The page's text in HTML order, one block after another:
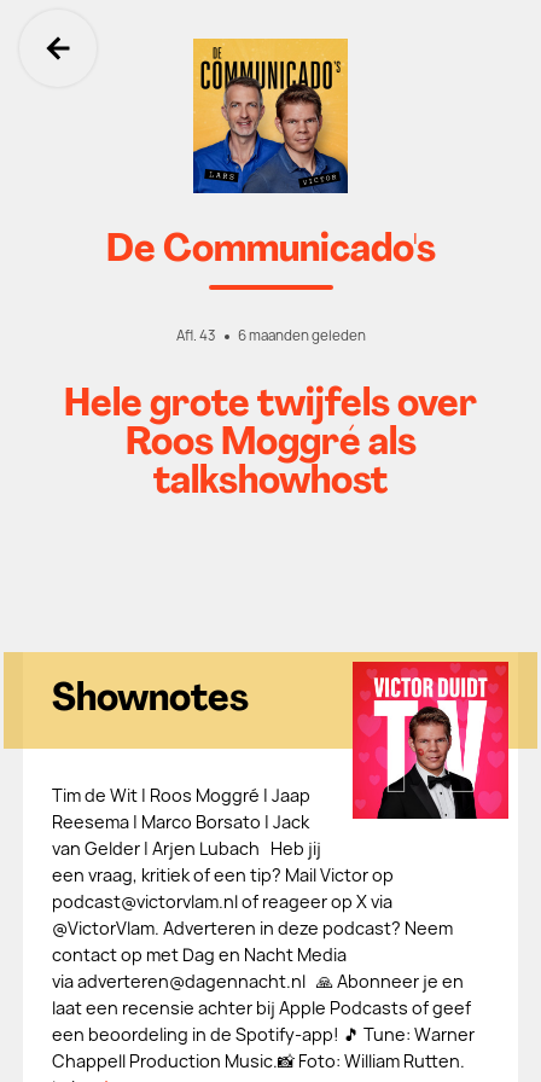
Ga terug
De Communicado's
Afl. 43 6 maanden geleden
Hele grote twijfels over
Roos Moggré als
talkshowhost
Shownotes
Tim de Wit | Roos Moggré | Jaap
Reesema | Marco Borsato | Jack
van Gelder | Arjen Lubach Heb jij
een vraag, kritiek of een tip? Mail Victor op
podcast@victorvlam.nl of reageer op X via
@VictorVlam. Adverteren in deze podcast? Neem
contact op met Dag en Nacht Media
via adverteren@dagennacht.nl 🙏 Abonneer je en
laat een recensie achter bij ⁠⁠⁠⁠⁠⁠⁠⁠⁠⁠⁠⁠⁠⁠⁠⁠⁠⁠⁠⁠⁠⁠⁠⁠⁠⁠⁠⁠⁠⁠⁠⁠⁠⁠⁠⁠⁠⁠⁠⁠⁠⁠⁠Apple Podcasts⁠⁠⁠⁠⁠⁠⁠⁠⁠⁠⁠⁠⁠⁠⁠⁠⁠⁠⁠⁠⁠⁠⁠⁠⁠⁠⁠⁠⁠⁠⁠⁠⁠⁠⁠⁠⁠⁠⁠⁠⁠⁠⁠ of geef
een beoordeling in de Spotify-app! 🎵 Tune: Warner
Chappell Production Music.📸 Foto: William Rutten.